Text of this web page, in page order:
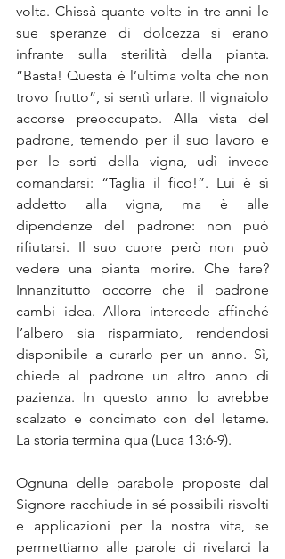
volta. Chissà quante volte in tre anni le
sue speranze di dolcezza si erano
infrante sulla sterilità della pianta.
“Basta! Questa è l’ultima volta che non
trovo frutto”, si sentì urlare. Il vignaiolo
accorse preoccupato. Alla vista del
padrone, temendo per il suo lavoro e
per le sorti della vigna, udì invece
comandarsi: “Taglia il fico!”. Lui è sì
addetto alla vigna, ma è alle
dipendenze del padrone: non può
rifiutarsi. Il suo cuore però non può
vedere una pianta morire. Che fare?
Innanzitutto occorre che il padrone
cambi idea. Allora intercede affinché
l’albero sia risparmiato, rendendosi
disponibile a curarlo per un anno. Sì,
chiede al padrone un altro anno di
pazienza. In questo anno lo avrebbe
scalzato e concimato con del letame.
La storia termina qua (Luca 13:6-9).
Ognuna delle parabole proposte dal
Signore racchiude in sé possibili risvolti
e applicazioni per la nostra vita, se
permettiamo alle parole di rivelarci la